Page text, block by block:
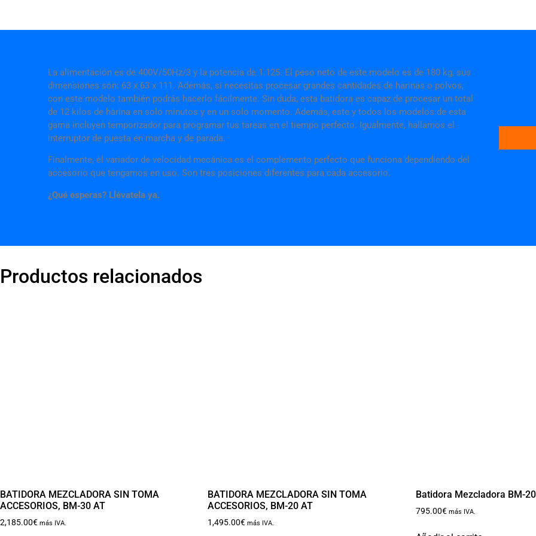
La alimentación es de 400V/50Hz/3 y la potencia de 1.125. El peso neto de este modelo es de 180 kg, sus
dimensiones son: 63 x 63 x 111. Además, si necesitas procesar grandes cantidades de harinas o polvos,
con este modelo también podrás hacerlo fácilmente. Sin duda, esta batidora es capaz de procesar un total
de 12 kilos de harina en solo minutos y en un solo momento. Además, este y todos los modelos de esta
gama incluyen temporizador para programar tus tareas en el tiempo perfecto. Igualmente, hallamos el
interruptor de puesta en marcha y de parada.
Finalmente, el variador de velocidad mecánica es el complemento perfecto que funciona dependiendo del
accesorio que tengamos en uso. Son tres posiciones diferentes para cada accesorio.
¿Qué esperas? Llévatela ya.
Productos relacionados
BATIDORA MEZCLADORA SIN TOMA
ACCESORIOS, BM-30 AT
2,185.00€ más IVA.
BATIDORA MEZCLADORA SIN TOMA
ACCESORIOS, BM-20 AT
1,495.00€ más IVA.
Batidora Mezcladora BM-
795.00€ más IVA.